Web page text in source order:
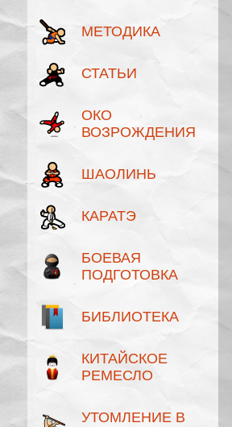
МЕТОДИКА
СТАТЬИ
ОКО
ВОЗРОЖДЕНИЯ
ШАОЛИНЬ
КАРАТЭ
БОЕВАЯ
ПОДГОТОВКА
БИБЛИОТЕКА
КИТАЙСКОЕ
РЕМЕСЛО
УТОМЛЕНИЕ В